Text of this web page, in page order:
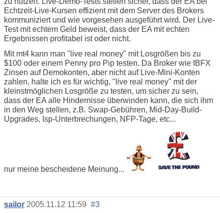
Echtzeit-Live-Kursen effizient mit dem Server des Brokers
kommuniziert und wie vorgesehen ausgeführt wird. Der Live-
Test mit echtem Geld beweist, dass der EA mit echten
Ergebnissen profitabel ist oder nicht.
Mit mt4 kann man "live real money" mit Losgrößen bis zu
$100 oder einem Penny pro Pip testen. Da Broker wie IBFX
Zinsen auf Demokonten, aber nicht auf Live-Mini-Konten
zahlen, halte ich es für wichtig, "live real money" mit der
kleinstmöglichen Losgröße zu testen, um sicher zu sein,
dass der EA alle Hindernisse überwinden kann, die sich ihm
in den Weg stellen, z.B. Swap-Gebühren, Mid-Day-Build-
Upgrades, Isp-Unterbrechungen, NFP-Tage, etc...
nur meine bescheidene Meinung...
sailor 2005.11.12 11:59 #3